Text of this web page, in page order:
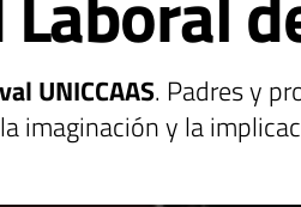
UNICCAAS. Padres y
imaginación y la